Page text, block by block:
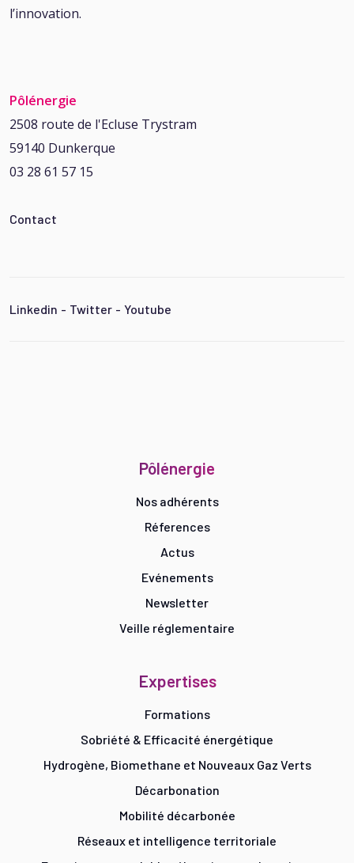
l’innovation.
Pôlénergie
2508 route de l'Ecluse Trystram
59140 Dunkerque
03 28 61 57 15
Contact
Linkedin - Twitter - Youtube
Pôlénergie
Nos adhérents
Réferences
Actus
Evénements
Newsletter
Veille réglementaire
Expertises
Formations
Sobriété & Efficacité énergétique
Hydrogène, Biomethane et Nouveaux Gaz Verts
Décarbonation
Mobilité décarbonée
Réseaux et intelligence territoriale